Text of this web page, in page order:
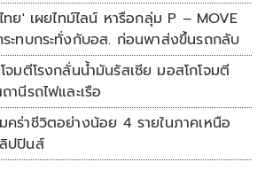
ทย' เผยไทม์ไลน์ หารือกลุ่ม P – MOVE
ระทบกระทั่งกับอส. ก่อนพาส่งขึ้นรถกลับ
จมตีโรงกลั่นน้ำมันรัสเซีย มอสโกโจมตี
านีรถไฟและเรือ
ร่าชีวิตอย่างน้อย 4 รายในภาคเหนือ
ปปินส์